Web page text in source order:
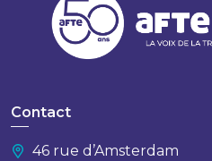
Contact
46 rue d’Amsterdam